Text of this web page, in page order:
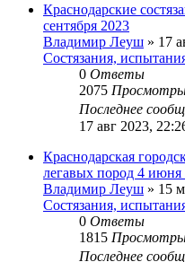
Краснодарские
сентября 2023
Владимир Леуш » 17
Состязания,
0 Ответы
2075
Последнее
17 авг 2023,
Краснодарская
легавых пород 4 июня
Владимир Леуш » 15
Состязания,
0 Ответы
1815
Последнее